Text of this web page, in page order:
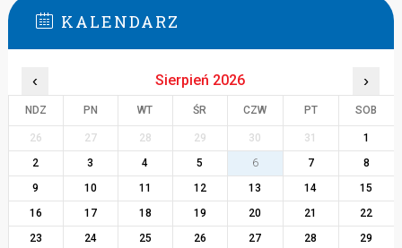
KALENDARZ
‹ Sierpień 2026 ›
NDZ PN WT ŚR CZW PT SOB
26 27 28 29 30 31
1
2
3 4 5 6 7
8
9
10 11 12 13 14
15
16
17 18 19 20 21
22
23
24 25 26 27 28
29